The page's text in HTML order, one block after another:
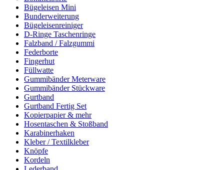
Bügeleisen Mini
Bunderweiterung
Bügeleisenreiniger
D-Ringe Taschenringe
Falzband / Falzgummi
Federborte
Fingerhut
Füllwatte
Gummibänder Meterware
Gummibänder Stückware
Gurtband
Gurtband Fertig Set
Kopierpapier & mehr
Hosentaschen & Stoßband
Karabinerhaken
Kleber / Textilkleber
Knöpfe
Kordeln